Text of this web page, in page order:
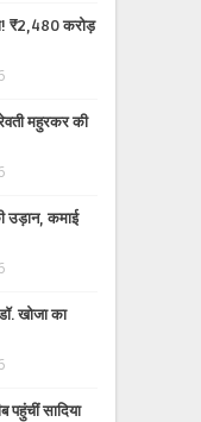
₹2,480 करोड़
महुरकर की
उड़ान, कमाई
खोजा का
सादिया